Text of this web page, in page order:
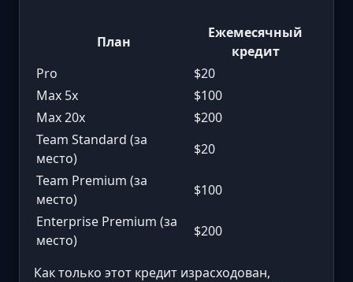
План
Ежемесячный
кредит
Pro
$20
Max 5x
$100
Max 20x
$200
Team Standard (за
место)
$20
Team Premium (за
место)
$100
Enterprise Premium (за
место)
$200
Как только этот кредит израсходован,